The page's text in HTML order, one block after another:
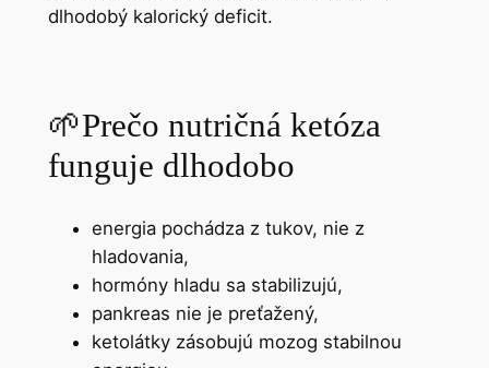
dlhodobý kalorický deficit.
🌱Prečo nutričná ketóza
funguje dlhodobo
energia pochádza z tukov, nie z
hladovania,
hormóny hladu sa stabilizujú,
pankreas nie je preťažený,
ketolátky zásobujú mozog stabilnou